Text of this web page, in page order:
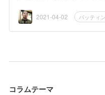
2021-04-02
パッティ
コラムテーマ